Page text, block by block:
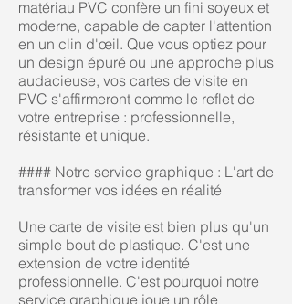
matériau PVC confère un fini soyeux et
moderne, capable de capter l'attention
en un clin d'œil. Que vous optiez pour
un design épuré ou une approche plus
audacieuse, vos cartes de visite en
PVC s'affirmeront comme le reflet de
votre entreprise : professionnelle,
résistante et unique.
#### Notre service graphique : L'art de
transformer vos idées en réalité
Une carte de visite est bien plus qu'un
simple bout de plastique. C'est une
extension de votre identité
professionnelle. C'est pourquoi notre
service graphique joue un rôle